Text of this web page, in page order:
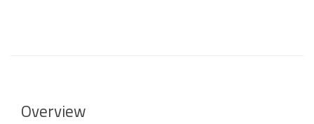
Overview